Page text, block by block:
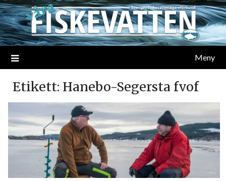
Meny
Etikett: Hanebo-Segersta fvof